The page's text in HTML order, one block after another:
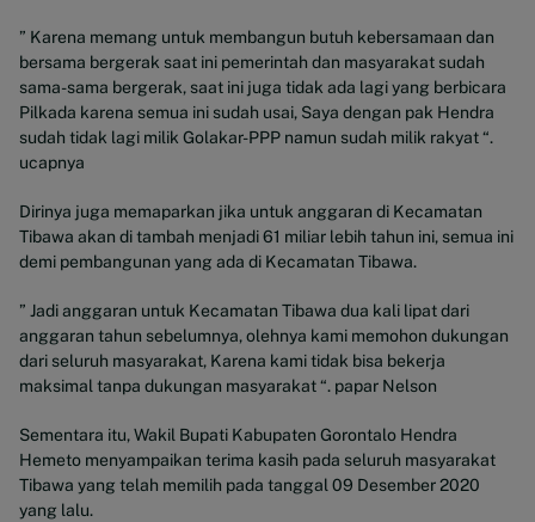
” Karena memang untuk membangun butuh kebersamaan dan
bersama bergerak saat ini pemerintah dan masyarakat sudah
sama-sama bergerak, saat ini juga tidak ada lagi yang berbicara
Pilkada karena semua ini sudah usai, Saya dengan pak Hendra
sudah tidak lagi milik Golakar-PPP namun sudah milik rakyat “.
ucapnya
Dirinya juga memaparkan jika untuk anggaran di Kecamatan
Tibawa akan di tambah menjadi 61 miliar lebih tahun ini, semua ini
demi pembangunan yang ada di Kecamatan Tibawa.
” Jadi anggaran untuk Kecamatan Tibawa dua kali lipat dari
anggaran tahun sebelumnya, olehnya kami memohon dukungan
dari seluruh masyarakat, Karena kami tidak bisa bekerja
maksimal tanpa dukungan masyarakat “. papar Nelson
Sementara itu, Wakil Bupati Kabupaten Gorontalo Hendra
Hemeto menyampaikan terima kasih pada seluruh masyarakat
Tibawa yang telah memilih pada tanggal 09 Desember 2020
yang lalu.